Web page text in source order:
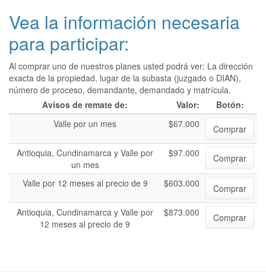
Vea la información necesaria
para participar:
Al comprar uno de nuestros planes usted podrá ver: La dirección
exacta de la propiedad, lugar de la subasta (juzgado o DIAN),
número de proceso, demandante, demandado y matrícula.
Avisos de remate de:
Valor:
Botón:
Valle por un mes
$67.000
Comprar
Antioquia, Cundinamarca y Valle por
un mes
$97.000 Comprar
Valle por 12 meses al precio de 9 $603.000
Comprar
Antioquia, Cundinamarca y Valle por
12 meses al precio de 9
$873.000 Comprar